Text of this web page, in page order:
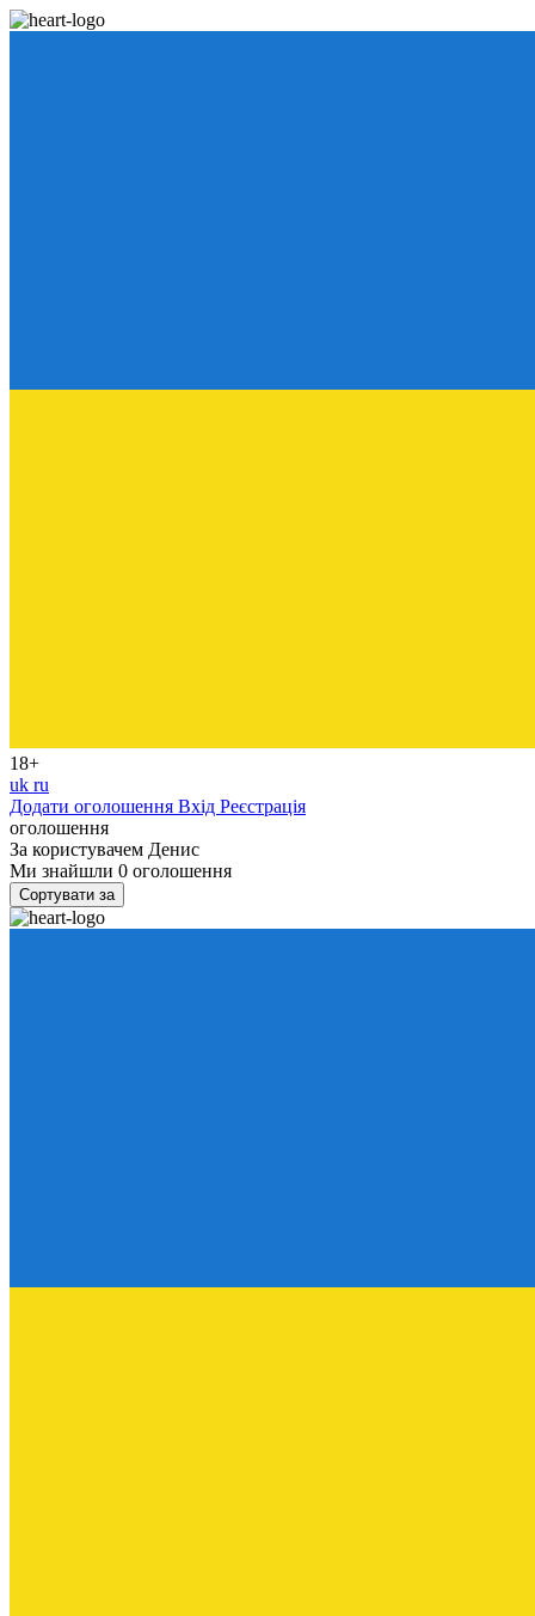
18+
uk ru
Додати оголошення Вхід Реєстрація
оголошення
За користувачем Денис
Ми знайшли 0 оголошення
Сортувати за